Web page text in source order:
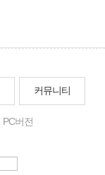
커뮤니티
PC버전